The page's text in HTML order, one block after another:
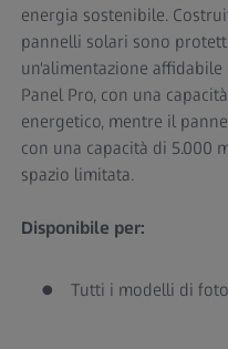
ZEISS Pannello Solare Mini
energia sostenibile.
pannelli solari sono
un'alimentazione
Panel Pro, con una
energetico, mentre il
con una capacità di 5.000
spazio limitata.
Disponibile per:
Tutti i modelli di